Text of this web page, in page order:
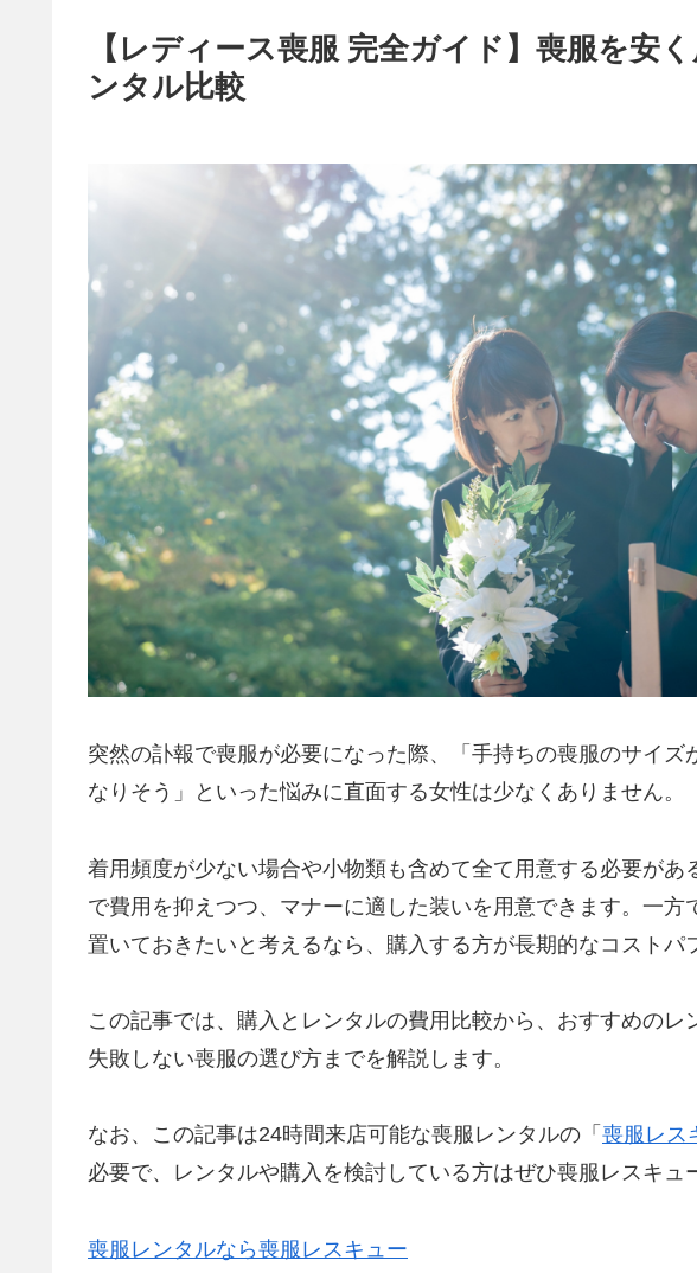
【レディース喪服 完全ガイド】喪服を安
ンタル比較
突然の訃報で喪服が必要になった際、「手持ちの喪服のサイズ
なりそう」といった悩みに直面する女性は少なくありません。
着用頻度が少ない場合や小物類も含めて全て用意する必要があ
で費用を抑えつつ、マナーに適した装いを用意できます。一方
置いておきたいと考えるなら、購入する方が長期的なコストパ
この記事では、購入とレンタルの費用比較から、おすすめのレ
失敗しない喪服の選び方までを解説します。
なお、この記事は24時間来店可能な喪服レンタルの「 喪服レス
必要で、レンタルや購入を検討している方はぜひ喪服レスキュ
喪服レンタルなら喪服レスキュー